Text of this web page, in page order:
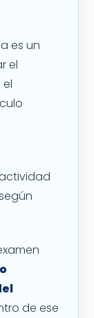
es un
el
de ese